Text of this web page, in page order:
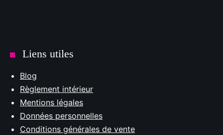
Liens utiles
Blog
Règlement intérieur
Mentions légales
Données personnelles
Conditions générales de vente